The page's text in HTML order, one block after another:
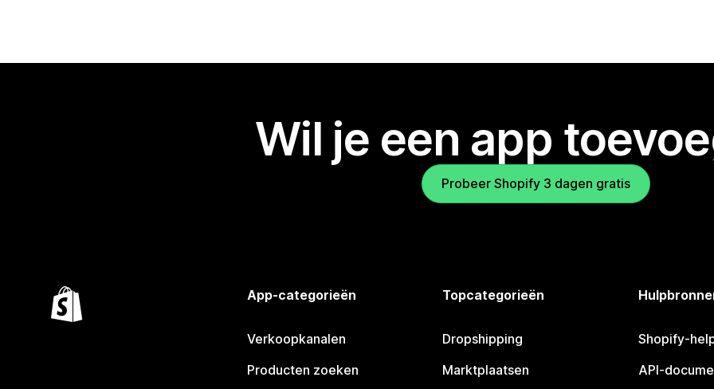
Wil je een app
Probeer Shopify 3 dagen gratis
App-categorieën
Verkoopkanalen
Producten zoeken
Topcategorieën
Dropshipping
Marktplaatsen
Shopify-
API-